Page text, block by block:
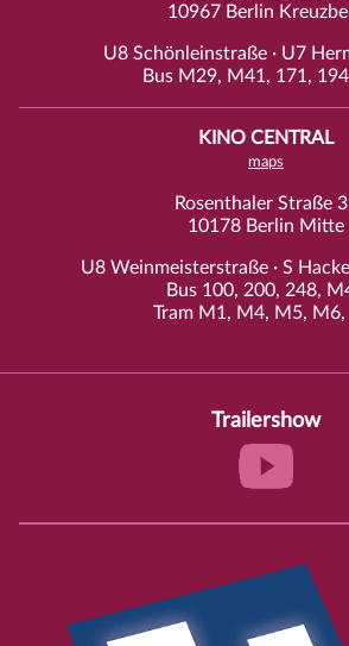
10967 Berlin
U8 Schönleinstraße · U7
Bus M29, M41, 171,
KINO CENTRAL
maps
Rosenthaler Straße
10178 Berlin Mitte
U8 Weinmeisterstraße · S
Bus 100, 200, 248,
Tram M1, M4, M5,
Trailershow